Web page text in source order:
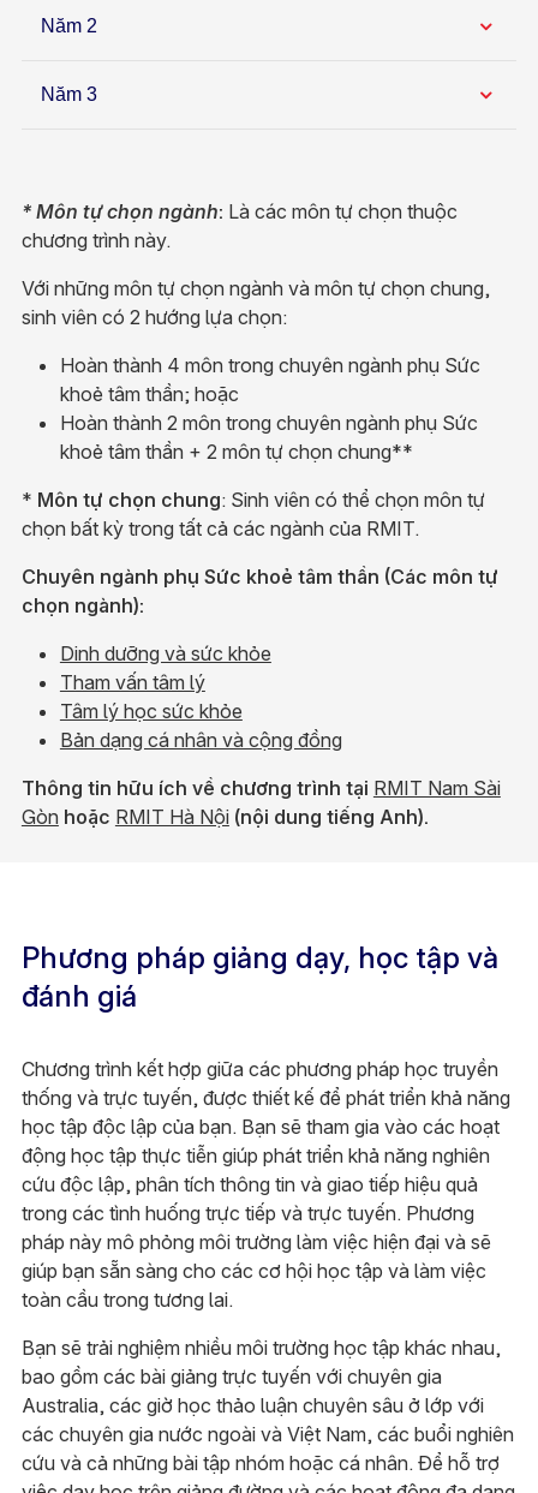
Năm 2
Năm 3
* Môn tự chọn ngành: Là các môn tự chọn thuộc
chương trình này.
Với những môn tự chọn ngành và môn tự chọn chung,
sinh viên có 2 hướng lựa chọn:
Hoàn thành 4 môn trong chuyên ngành phụ Sức
khoẻ tâm thần; hoặc
Hoàn thành 2 môn trong chuyên ngành phụ Sức
khoẻ tâm thần + 2 môn tự chọn chung**
* Môn tự chọn chung: Sinh viên có thể chọn môn tự
chọn bất kỳ trong tất cả các ngành của RMIT.
Chuyên ngành phụ Sức khoẻ tâm thần (Các môn tự
chọn ngành):
Dinh dưỡng và sức khỏe
Tham vấn tâm lý
Tâm lý học sức khỏe
Bản dạng cá nhân và cộng đồng
Thông tin hữu ích về chương trình tại RMIT Nam Sài
Gòn hoặc RMIT Hà Nội(nội dung tiếng Anh).
Phương pháp giảng dạy, học tập và
đánh giá
Chương trình kết hợp giữa các phương pháp học truyền
thống và trực tuyến, được thiết kế để phát triển khả năng
học tập độc lập của bạn. Bạn sẽ tham gia vào các hoạt
động học tập thực tiễn giúp phát triển khả năng nghiên
cứu độc lập, phân tích thông tin và giao tiếp hiệu quả
trong các tình huống trực tiếp và trực tuyến. Phương
pháp này mô phỏng môi trường làm việc hiện đại và sẽ
giúp bạn sẵn sàng cho các cơ hội học tập và làm việc
toàn cầu trong tương lai.
Bạn sẽ trải nghiệm nhiều môi trường học tập khác nhau,
bao gồm các bài giảng trực tuyến với chuyên gia
Australia, các giờ học thảo luận chuyên sâu ở lớp với
các chuyên gia nước ngoài và Việt Nam, các buổi nghiên
cứu và cả những bài tập nhóm hoặc cá nhân. Để hỗ trợ